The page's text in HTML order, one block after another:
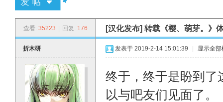
查看: 35223 回复: 176 [汉化发布] 转载《樱、萌芽。》
折木研 发表于 2019-2-14 15:01:39 显示全部
终于，终于是盼到了
以与吧友们见面了。